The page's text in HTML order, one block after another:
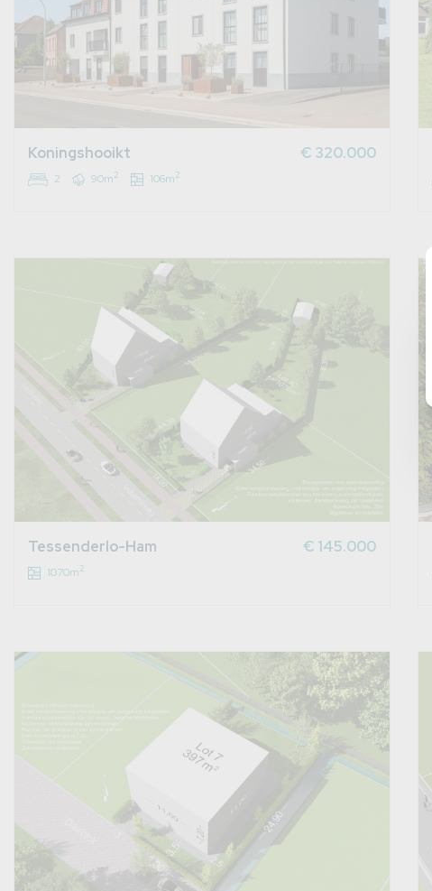
Koningshooikt € 320.000
2 90m2 106m2
Tessenderlo-Ham € 145.000
1070m2